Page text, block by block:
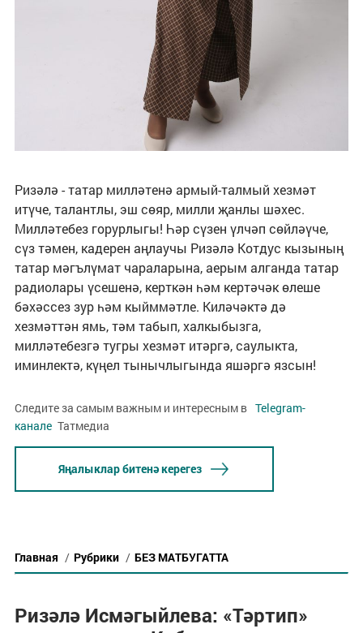
Ризәлә - татар милләтенә армый-талмый хезмәт
итүче, талантлы, эш сөяр, милли җанлы шәхес.
Милләтебез горурлыгы! Һәр сүзен үлчәп сөйләүче,
сүз тәмен, кадерен аңлаучы Ризәлә Котдус кызының
татар мәгълүмат чараларына, аерым алганда татар
радиолары үсешенә, керткән һәм кертәчәк өлеше
бәхәссез зур һәм кыйммәтле. Киләчәктә дә
хезмәттән ямь, тәм табып, халкыбызга,
милләтебезгә тугры хезмәт итәргә, саулыкта,
иминлектә, күңел тынычлыгында яшәргә язсын!
Следите за самым важным и интересным в Telegram-
канале Татмедиа
Яңалыклар битенә керегез
Главная / Рубрики / БЕЗ МАТБУГАТТА
Ризәлә Исмәгыйлева: «Тәртип»